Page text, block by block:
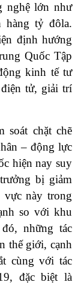
nghệ lớn như
tỷ đôla.
định hướng
Quốc Tập
kinh tế tư
tử, giải trí
soát chặt chẽ
– động lực
hiện nay suy
bị giảm
này trong
so với khu
những tác
thế giới, cạnh
cùng với tác
đặc biệt là